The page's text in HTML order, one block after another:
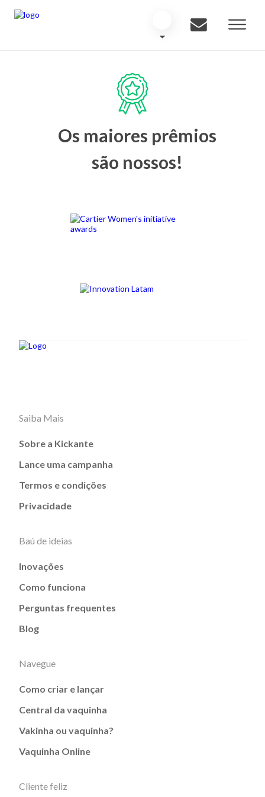
Os maiores prêmios
são nossos!
Saiba Mais
Sobre a Kickante
Lance uma campanha
Termos e condições
Privacidade
Baú de ideias
Inovações
Como funciona
Perguntas frequentes
Blog
Navegue
Como criar e lançar
Central da vaquinha
Vakinha ou vaquinha?
Vaquinha Online
Cliente feliz